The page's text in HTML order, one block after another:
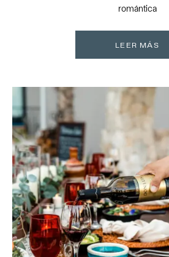
romántica
LEER MÁS